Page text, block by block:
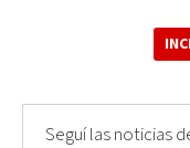
Seguí las noticias